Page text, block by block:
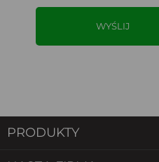
PRODUKTY